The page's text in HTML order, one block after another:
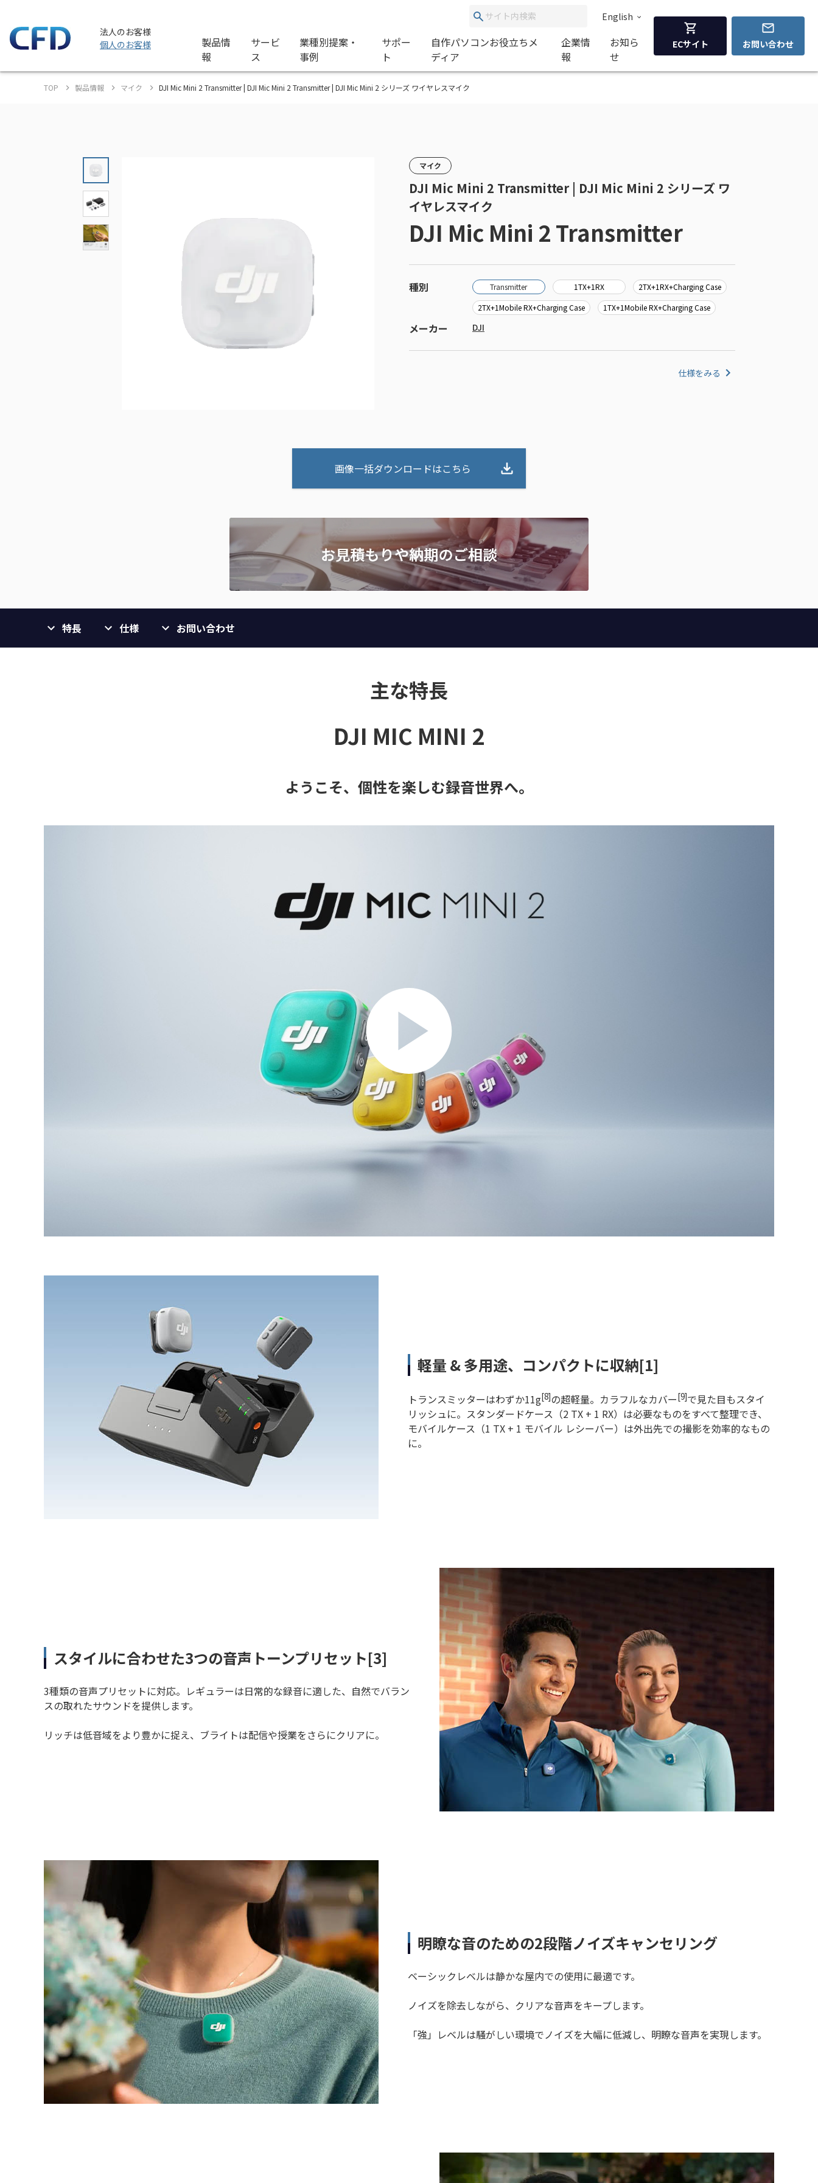
法人のお客様
個人のお客様
English
製品情
報
サービ
ス
業種別提案・
事例
サポー
ト
自作パソコンお役立ちメ
ディア
企業情
報
お知ら
せ
ECサイト お問い合わせ
TOP 製品情報 マイク DJI Mic Mini 2 Transmitter | DJI Mic Mini 2 Transmitter | DJI Mic Mini 2 シリーズ ワイヤレスマイク
マイク
DJI Mic Mini 2 Transmitter | DJI Mic Mini 2 シリーズ ワ
イヤレスマイク
DJI Mic Mini 2 Transmitter
種別 Transmitter 1TX+1RX
2TX+1RX+Charging Case
2TX+1Mobile RX+Charging Case
1TX+1Mobile RX+Charging Case
メーカー DJI
仕様をみる
画像一括ダウンロードはこちら
特長 仕様 お問い合わせ
主な特長
DJI MIC MINI 2
ようこそ、個性を楽しむ録音世界へ。
軽量 & 多用途、コンパクトに収納[1]
トランスミッターはわずか11g[8]の超軽量。カラフルなカバー[9]で見た目もスタイ
リッシュに。スタンダードケース（2 TX + 1 RX）は必要なものをすべて整理でき、
モバイルケース（1 TX + 1 モバイル レシーバー）は外出先での撮影を効率的なもの
に。
スタイルに合わせた3つの音声トーンプリセット[3]
3種類の音声プリセットに対応。レギュラーは日常的な録音に適した、自然でバラン
スの取れたサウンドを提供します。
リッチは低音域をより豊かに捉え、ブライトは配信や授業をさらにクリアに。
明瞭な音のための2段階ノイズキャンセリング
ベーシックレベルは静かな屋内での使用に最適です。
ノイズを除去しながら、クリアな音声をキープします。
「強」レベルは騒がしい環境でノイズを大幅に低減し、明瞭な音声を実現します。